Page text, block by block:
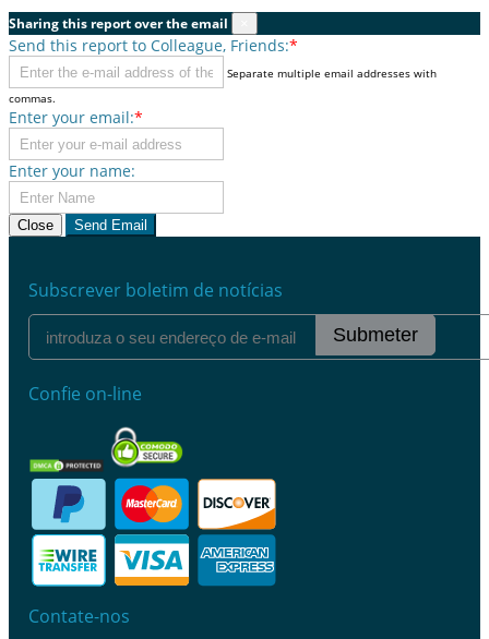
Sharing this report over the email
Send this report to Colleague, Friends:*
Separate multiple email addresses with
commas.
Enter your email:*
Enter your name:
Close Send Email
Subscrever boletim de notícias
Submeter
Confie on-line
Contate-nos